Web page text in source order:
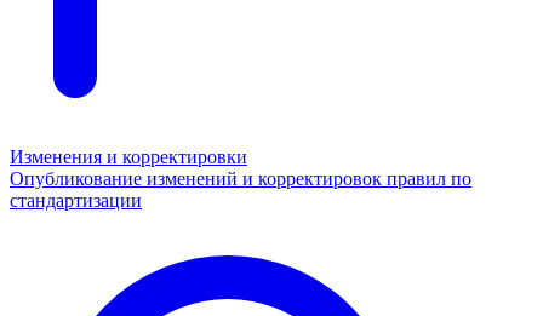
Изменения и корректировки
Опубликование изменений и корректировок правил по
стандартизации